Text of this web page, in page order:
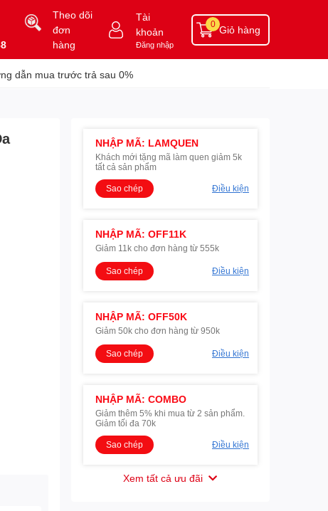
Theo dõi
đơn
hàng
Tài
khoản
Đăng nhập
Giỏ hàng
0
dẫn mua trước trả sau 0%
NHẬP MÃ: LAMQUEN
Khách mới tặng mã làm quen giảm 5k
tất cả sản phẩm
Sao chép
Điều kiện
NHẬP MÃ: OFF11K
Giảm 11k cho đơn hàng từ 555k
Sao chép Điều kiện
NHẬP MÃ: OFF50K
Giảm 50k cho đơn hàng từ 950k
Sao chép Điều kiện
NHẬP MÃ: COMBO
Giảm thêm 5% khi mua từ 2 sản phẩm.
Giảm tối đa 70k
Sao chép
Điều kiện
Xem tất cả ưu đãi